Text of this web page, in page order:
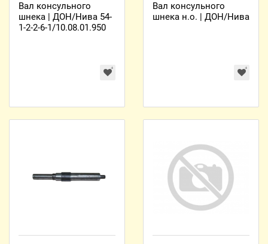
Вал консульного
шнека | ДОН/Нива 54-
1-2-2-6-1/10.08.01.950
Вал консульного
шнека н.о. | ДОН/Нива